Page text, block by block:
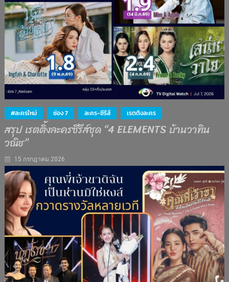
#ละครใหม่ ช่อง 7 ละคร-ซีรีส์ เรตติงละคร
สรุป เรตติ้งละครซีรีส์ชุด “4 ELEMENTS บ้านวาทิน
วณิช”
15 กรกฎาคม 2026